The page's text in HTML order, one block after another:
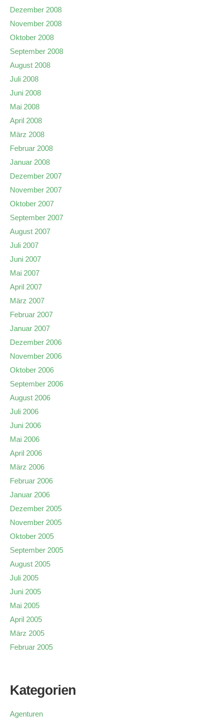
Dezember 2008
November 2008
Oktober 2008
September 2008
August 2008
Juli 2008
Juni 2008
Mai 2008
April 2008
März 2008
Februar 2008
Januar 2008
Dezember 2007
November 2007
Oktober 2007
September 2007
August 2007
Juli 2007
Juni 2007
Mai 2007
April 2007
März 2007
Februar 2007
Januar 2007
Dezember 2006
November 2006
Oktober 2006
September 2006
August 2006
Juli 2006
Juni 2006
Mai 2006
April 2006
März 2006
Februar 2006
Januar 2006
Dezember 2005
November 2005
Oktober 2005
September 2005
August 2005
Juli 2005
Juni 2005
Mai 2005
April 2005
März 2005
Februar 2005
Kategorien
Agenturen